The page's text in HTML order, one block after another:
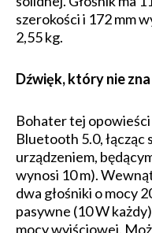
szerokości i 172 mm
2,55 kg.
Dźwięk, który nie
Bohater tej opowieści
Bluetooth 5.0, łącząc
urządzeniem,
wynosi 10 m).
dwa głośniki o mocy
pasywne (10 W
mocy wyjściowej.